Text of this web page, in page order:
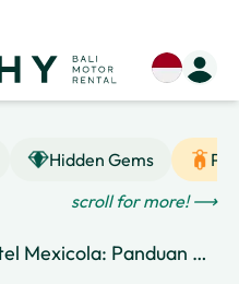
Hidden Gems
scroll for more! ⟶
Panduan Lengkap Ikon Nightlife Bali